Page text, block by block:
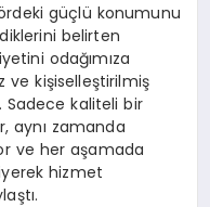
güçlü konumunu
belirten
odağımıza
ve kişiselleştirilmiş
Sadece kaliteli bir
aynı zamanda
ve her aşamada
hizmet